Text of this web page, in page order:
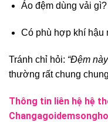
Áo đệm dùng vải gì?
Có phù hợp khí hậu
Tránh chỉ hỏi: “Đệm
thường rất chung
Thông tin liên hệ hệ